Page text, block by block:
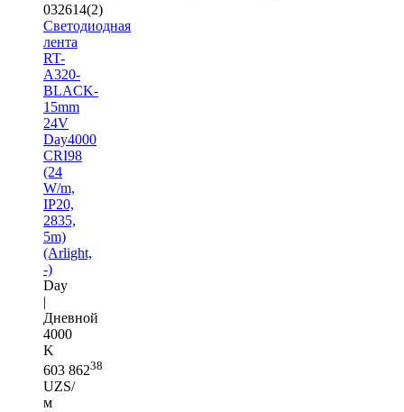
032614(2)
Светодиодная
лента
RT-
A320-
BLACK-
15mm
24V
Day4000
CRI98
(24
W/m,
IP20,
2835,
5m)
(Arlight,
-)
Day
|
Дневной
4000
K
603 86238
UZS/
м